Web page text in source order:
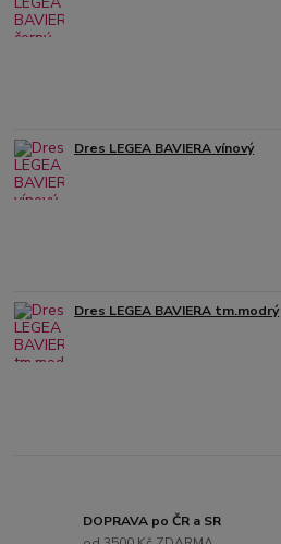
Dres LEGEA BAVIERA vínový
Dres LEGEA BAVIERA tm.modrý
DOPRAVA po ČR a SR